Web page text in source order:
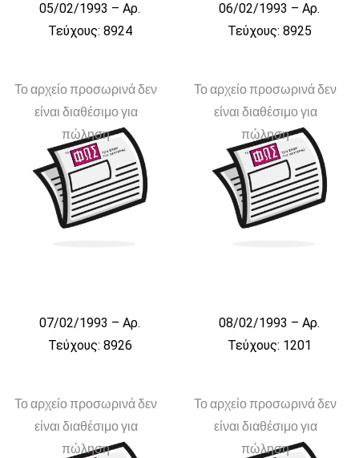
05/02/1993 – Αρ.
Τεύχους: 8924
06/02/1993 – Αρ.
Τεύχους: 8925
Το αρχείο προσωρινά δεν
είναι διαθέσιμο για
πώληση
07/02/1993 – Αρ.
Τεύχους: 8926
Το αρχείο προσωρινά δεν
είναι διαθέσιμο για
πώληση
08/02/1993 – Αρ.
Τεύχους: 1201
Το αρχείο προσωρινά δεν
είναι διαθέσιμο για
πώληση
Το αρχείο προσωρινά δεν
είναι διαθέσιμο για
πώληση